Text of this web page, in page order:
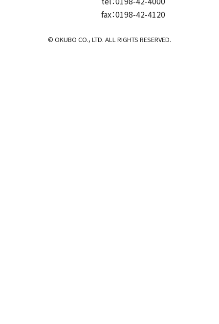
fax：0198-42-4120
© OKUBO CO.，LTD. ALL RIGHTS RESERVED.